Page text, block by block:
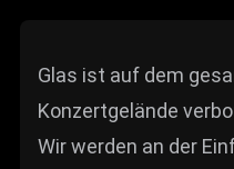
Kontakt
ONLINE
Glas ist auf dem
Konzertgelände
Wir werden an der